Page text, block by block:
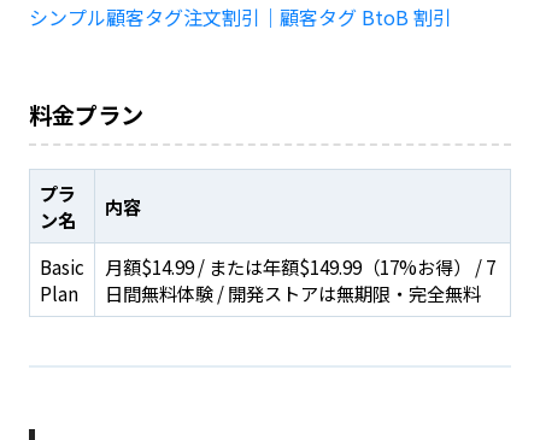
シンプル顧客タグ注文割引｜顧客タグ BtoB 割引
料金プラン
プラ
ン名
内容
Basic
Plan
月額$14.99 / または年額$149.99（17%お得） / 7
日間無料体験 / 開発ストアは無期限・完全無料